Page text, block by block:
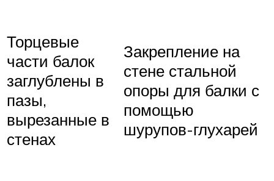
Торцевые
части балок
заглублены в
пазы,
вырезанные в
стенах
Закрепление на
стене стальной
опоры для балки с
помощью
шурупов-глухарей